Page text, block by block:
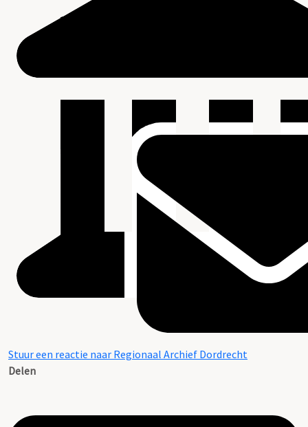
Stuur een reactie naar Regionaal Archief Dordrecht
Delen